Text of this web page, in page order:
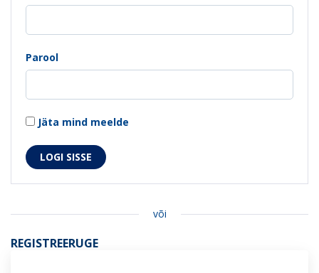
Parool
Jäta mind meelde
või
REGISTREERUGE